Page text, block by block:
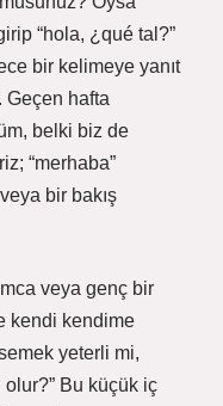
“hola, ¿qué tal?”
bir kelimeye yanıt
Geçen hafta
belki biz de
“merhaba”
bir bakış
veya genç bir
kendi kendime
yeterli mi,
Bu küçük iç